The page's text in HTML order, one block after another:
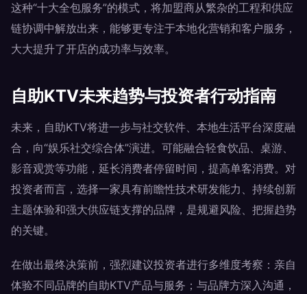
这种“十大全包服务”的模式，将加盟商从繁杂的工程和供应
链协调中解放出来，能够更专注于本地化营销和客户服务，
大大提升了开店的成功率与效率。
自助KTV未来趋势与投资者行动指南
未来，自助KTV将进一步与社交软件、本地生活平台深度融
合，向“娱乐社交综合体”演进。可能融合轻食饮品、桌游、
影音观赏等功能，延长消费者停留时间，提高单客消费。对
投资者而言，选择一家具有前瞻性技术研发能力、持续创新
主题体验和强大供应链支撑的品牌，是规避风险、把握趋势
的关键。
在做出最终决策前，强烈建议投资者进行多维度考察：亲自
体验不同品牌的自助KTV产品与服务；与品牌方深入沟通，